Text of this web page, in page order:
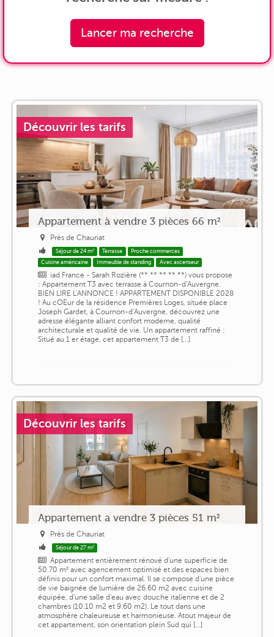
Lancer ma recherche
Découvrir les tarifs
Appartement à vendre 3 pièces 66 m²
Près de Chauriat
Séjour de 24 m² Terrasse
Proche commerces
Cuisine américaine
Immeuble de standing Avec ascenseur
iad France - Sarah Rozière (** ** ** ** **) vous propose
: Appartement T3 avec terrasse à Cournon-d'Auvergne.
BIEN LIRE L'ANNONCE ! APPARTEMENT DISPONIBLE 2028
! Au cOEur de la résidence Premières Loges, située place
Joseph Gardet, à Cournon-d'Auvergne, découvrez une
adresse élégante alliant confort moderne, qualité
architecturale et qualité de vie. Un appartement raffiné :
Situé au 1 er étage, cet appartement T3 de [...]
Découvrir les tarifs
Appartement a vendre 3 pièces 51 m²
Près de Chauriat
Séjour de 27 m²
Appartement entièrement rénové d'une superficie de
50.70 m² avec agencement optimisé et des espaces bien
définis pour un confort maximal. Il se compose d'une pièce
de vie baignée de lumière de 26.60 m2 avec cuisine
équipée, d'une salle d'eau avec douche italienne et de 2
chambres (10.10 m2 et 9.60 m2). Le tout dans une
atmosphère chaleureuse et harmonieuse. Atout majeur de
cet appartement, son orientation plein Sud qui [...]